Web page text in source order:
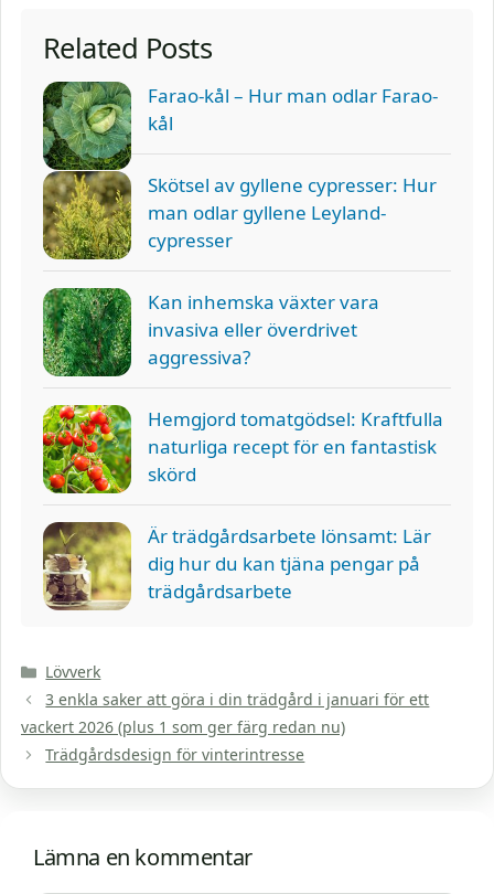
Related Posts
Farao-kål – Hur man odlar Farao-
kål
Skötsel av gyllene cypresser: Hur
man odlar gyllene Leyland-
cypresser
Kan inhemska växter vara
invasiva eller överdrivet
aggressiva?
Hemgjord tomatgödsel: Kraftfulla
naturliga recept för en fantastisk
skörd
Är trädgårdsarbete lönsamt: Lär
dig hur du kan tjäna pengar på
trädgårdsarbete
Kategorier
Lövverk
3 enkla saker att göra i din trädgård i januari för ett
vackert 2026 (plus 1 som ger färg redan nu)
Trädgårdsdesign för vinterintresse
Lämna en kommentar